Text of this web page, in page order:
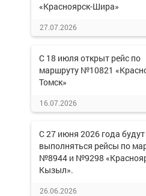
«Красноярск-Шира»
27.07.2026
С 18 июля открыт рейс по
маршруту №10821
Томск»
16.07.2026
С 27 июня 2026 года будут
выполняться рейсы по
№8944 и №9298
Кызыл».
26.06.2026